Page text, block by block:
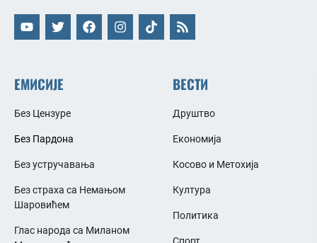
ЕМИСИЈЕ
Без Цензуре
Без Пардона
Без устручавања
Без страха са Немањом
Шаровићем
Глас народа са Миланом
ВЕСТИ
Друштво
Економија
Косово и Метохија
Култура
Политика